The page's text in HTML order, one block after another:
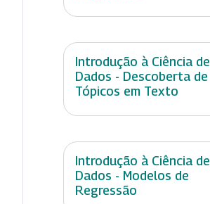
Introdução à Ciência de
Dados - Descoberta de
Tópicos em Texto
Introdução à Ciência de
Dados - Modelos de
Regressão